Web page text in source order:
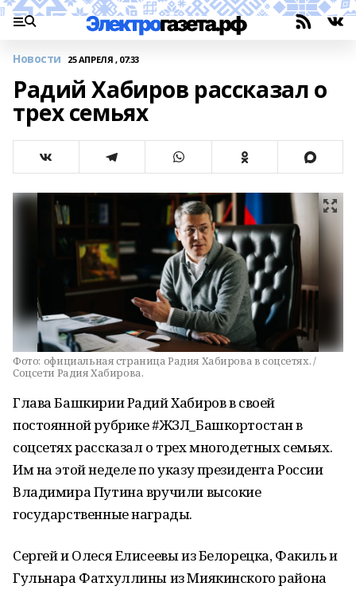
Новости 25 АПРЕЛЯ , 07:33
Радий Хабиров рассказал о
трех семьях
Фото: официальная страница Радия Хабирова в соцсетях. /
Соцсети Радия Хабирова.
Глава Башкирии Радий Хабиров в своей
постоянной рубрике #ЖЗЛ_Башкортостан в
соцсетях рассказал о трех многодетных семьях.
Им на этой неделе по указу президента России
Владимира Путина вручили высокие
государственные награды.
Сергей и Олеся Елисеевы из Белорецка, Факиль и
Гульнара Фатхуллины из Миякинского района